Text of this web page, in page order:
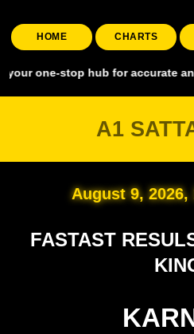
HOME CHARTS
hub for accurate and timely
A1
August 9, 2026,
FASTAST